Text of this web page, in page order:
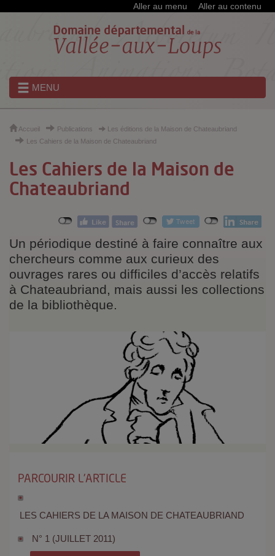
Aller au menu Aller au contenu
MENU
Accueil Publications
Les éditions de la Maison de Chateaubriand
Les Cahiers de la Maison de Chateaubriand
Les Cahiers de la Maison de
Chateaubriand
Un périodique destiné à faire connaître aux
chercheurs comme aux curieux des
ouvrages rares ou difficiles d’accès relatifs
à Chateaubriand, mais aussi les collections
de la bibliothèque.
PARCOURIR L'ARTICLE
LES CAHIERS DE LA MAISON DE CHATEAUBRIAND
N° 1 (JUILLET 2011)
Cookies et traceurs utilisés sur ce site